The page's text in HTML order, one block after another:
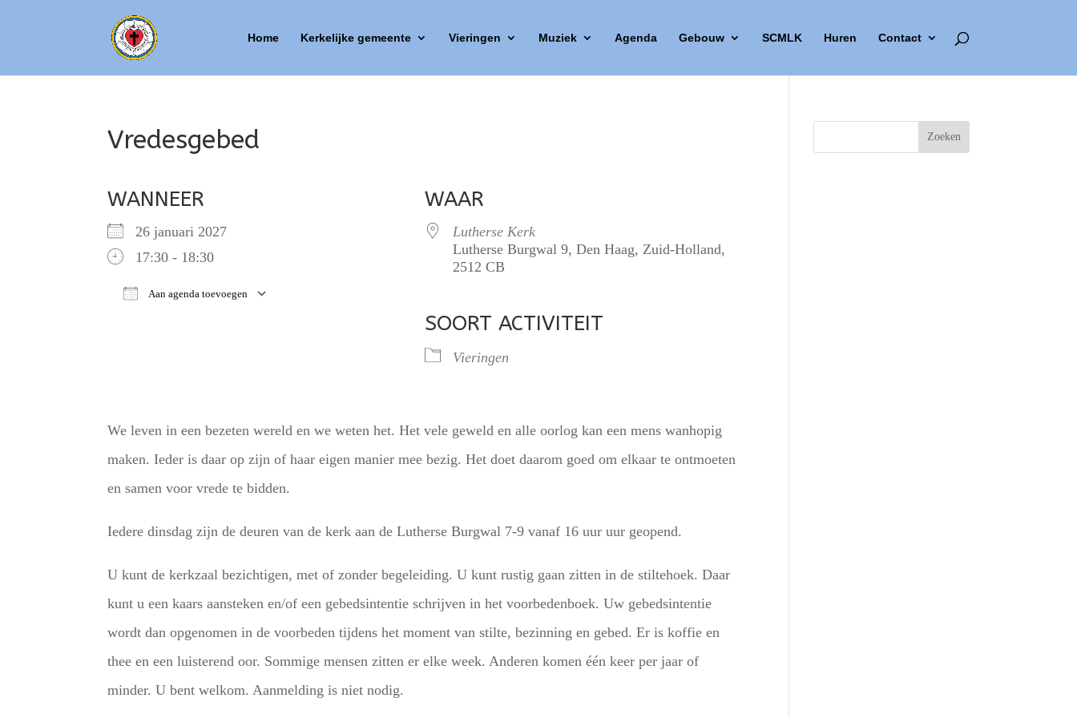
Home Kerkelijke gemeente Vieringen Muziek Agenda Gebouw SCMLK Huren Contact
Vredesgebed
WANNEER
26 januari 2027
17:30 - 18:30
Aan agenda toevoegen
iCalendar
WAAR
Lutherse Kerk
Lutherse Burgwal 9, Den Haag, Zuid-Holland,
2512 CB
SOORT ACTIVITEIT
Vieringen
We leven in een bezeten wereld en we weten het. Het vele geweld en alle oorlog kan een mens wanhopig
maken. Ieder is daar op zijn of haar eigen manier mee bezig. Het doet daarom goed om elkaar te ontmoeten
en samen voor vrede te bidden.
Iedere dinsdag zijn de deuren van de kerk aan de Lutherse Burgwal 7-9 vanaf 16 uur uur geopend.
U kunt de kerkzaal bezichtigen, met of zonder begeleiding. U kunt rustig gaan zitten in de stiltehoek. Daar
kunt u een kaars aansteken en/of een gebedsintentie schrijven in het voorbedenboek. Uw gebedsintentie
wordt dan opgenomen in de voorbeden tijdens het moment van stilte, bezinning en gebed. Er is koffie en
thee en een luisterend oor. Sommige mensen zitten er elke week. Anderen komen één keer per jaar of
minder. U bent welkom. Aanmelding is niet nodig.